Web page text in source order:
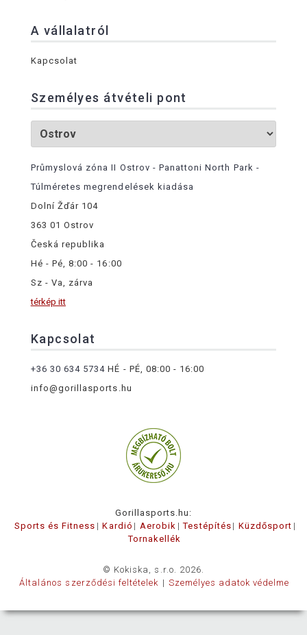
A vállalatról
Kapcsolat
Személyes átvételi pont
Průmyslová zóna II Ostrov - Panattoni North Park -
Túlméretes megrendelések kiadása
Dolní Žďár 104
363 01 Ostrov
Česká republika
Hé - Pé, 8:00 - 16:00
Sz - Va, zárva
térkép itt
Kapcsolat
+36 30 634 5734 HÉ - PÉ, 08:00 - 16:00
info@gorillasports.hu
Gorillasports.hu:
Sports és Fitness
Kardió Aerobik Testépítés
Küzdősport
Tornakellék
© Kokiska, s.r.o. 2026.
Általános szerződési feltételek
Személyes adatok védelme